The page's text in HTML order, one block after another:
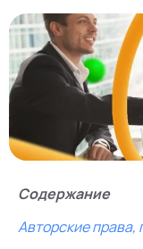
Содержание
Авторские